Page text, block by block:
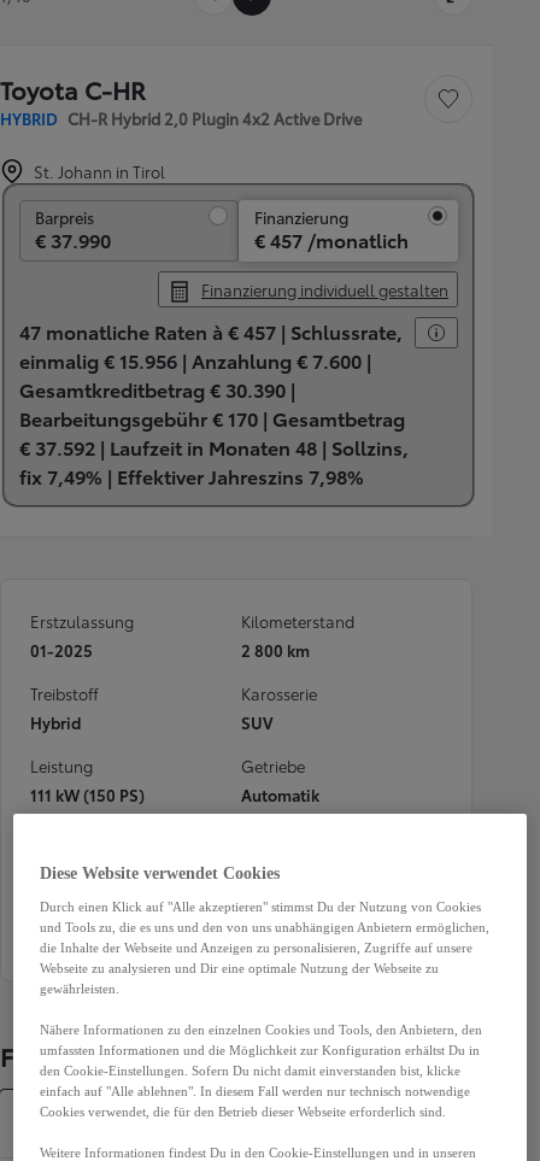
Toyota C-HR
HYBRID CH-R Hybrid 2,0 Plugin 4x2 Active Drive
Fahrzeug speichern
St. Johann in Tirol
Barpreis
€ 37.990
Finanzierung
€ 457 /monatlich
Finanzierung individuell gestalten
47 monatliche Raten à € 457 | Schlussrate,
einmalig € 15.956 | Anzahlung € 7.600 |
Gesamtkreditbetrag € 30.390 |
Bearbeitungsgebühr € 170 | Gesamtbetrag
€ 37.592 | Laufzeit in Monaten 48 | Sollzins,
fix 7,49% | Effektiver Jahreszins 7,98%
Erstzulassung
01-2025
Kilometerstand
2 800 km
Treibstoff
Hybrid
Karosserie
SUV
Leistung
111 kW (150 PS)
Getriebe
Automatik
5
Außenfarbe
Blau
Garantie
19 Monate
Fahrzeugdetails
Spezifikationen
Diese Website verwendet Cookies
Durch einen Klick auf "Alle akzeptieren" stimmst Du der Nutzung von Cookies
und Tools zu, die es uns und den von uns unabhängigen Anbietern ermöglichen,
die Inhalte der Webseite und Anzeigen zu personalisieren, Zugriffe auf unsere
Webseite zu analysieren und Dir eine optimale Nutzung der Webseite zu
gewährleisten.
Nähere Informationen zu den einzelnen Cookies und Tools, den Anbietern, den
umfassten Informationen und die Möglichkeit zur Konfiguration erhältst Du in
den Cookie-Einstellungen. Sofern Du nicht damit einverstanden bist, klicke
einfach auf "Alle ablehnen". In diesem Fall werden nur technisch notwendige
Cookies verwendet, die für den Betrieb dieser Webseite erforderlich sind.
Weitere Informationen findest Du in den Cookie-Einstellungen und in unseren